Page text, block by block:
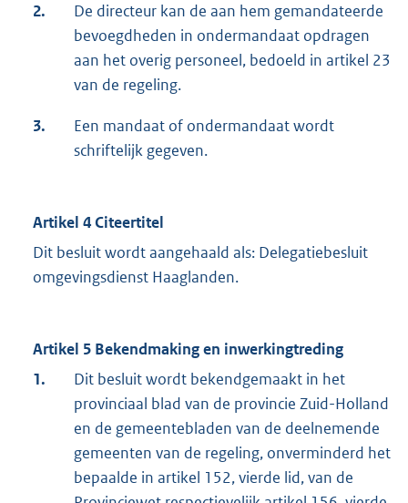
2.
De directeur kan de aan hem gemandateerde
bevoegdheden in ondermandaat opdragen
aan het overig personeel, bedoeld in artikel 23
van de regeling.
3.
Een mandaat of ondermandaat wordt
schriftelijk gegeven.
Artikel 4 Citeertitel
Dit besluit wordt aangehaald als: Delegatiebesluit
omgevingsdienst Haaglanden.
Artikel 5 Bekendmaking en inwerkingtreding
1.
Dit besluit wordt bekendgemaakt in het
provinciaal blad van de provincie Zuid-Holland
en de gemeentebladen van de deelnemende
gemeenten van de regeling, onverminderd het
bepaalde in artikel 152, vierde lid, van de